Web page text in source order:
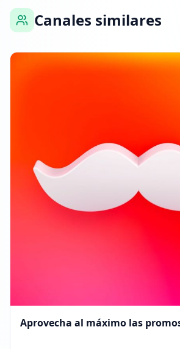
Canales similares
Aprovecha al máximo las